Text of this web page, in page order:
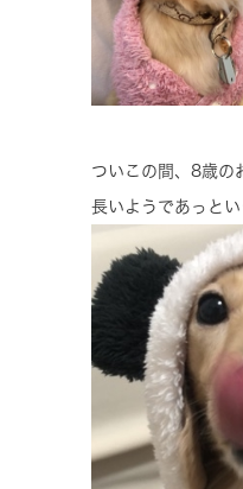
ついこの間、8歳の
長いようであっとい